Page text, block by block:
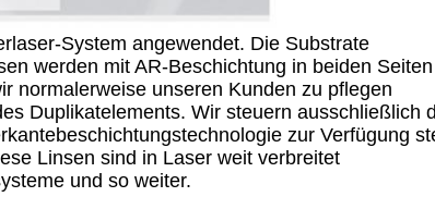
System angewendet. Die Substrate
werden mit AR-Beschichtung in beiden
normalerweise unseren Kunden zu pflegen
Duplikatelements. Wir steuern ausschließlich
zur Verfügung
Linsen sind in Laser weit verbreitet
und so weiter.